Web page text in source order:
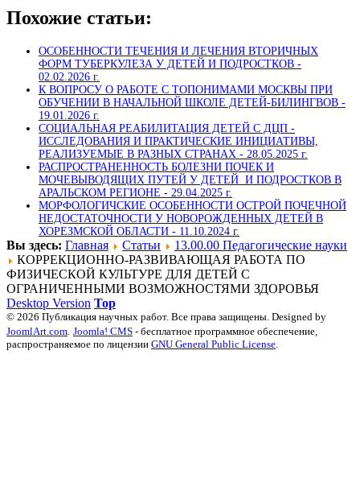
Похожие статьи:
ОСОБЕННОСТИ ТЕЧЕНИЯ И ЛЕЧЕНИЯ ВТОРИЧНЫХ
ФОРМ ТУБЕРКУЛЕЗА У ДЕТЕЙ И ПОДРОСТКОВ -
02.02.2026 г.
К ВОПРОСУ О РАБОТЕ С ТОПОНИМАМИ МОСКВЫ ПРИ
ОБУЧЕНИИ В НАЧАЛЬНОЙ ШКОЛЕ ДЕТЕЙ-БИЛИНГВОВ -
19.01.2026 г.
СОЦИАЛЬНАЯ РЕАБИЛИТАЦИЯ ДЕТЕЙ С ДЦП -
ИССЛЕДОВАНИЯ И ПРАКТИЧЕСКИЕ ИНИЦИАТИВЫ,
РЕАЛИЗУЕМЫЕ В РАЗНЫХ СТРАНАХ - 28.05.2025 г.
РАСПРОСТРАНЕННОСТЬ БОЛЕЗНИ ПОЧЕК И
МОЧЕВЫВОДЯЩИХ ПУТЕЙ У ДЕТЕЙ И ПОДРОСТКОВ В
АРАЛЬСКОМ РЕГИОНЕ - 29.04.2025 г.
МОРФОЛОГИЧСКИЕ ОСОБЕННОСТИ ОСТРОЙ ПОЧЕЧНОЙ
НЕДОСТАТОЧНОСТИ У НОВОРОЖДЕННЫХ ДЕТЕЙ В
ХОРЕЗМСКОЙ ОБЛАСТИ - 11.10.2024 г.
Вы здесь: Главная Статьи
13.00.00 Педагогические науки
КОРРЕКЦИОННО-РАЗВИВАЮЩАЯ РАБОТА ПО
ФИЗИЧЕСКОЙ КУЛЬТУРЕ ДЛЯ ДЕТЕЙ С
ОГРАНИЧЕННЫМИ ВОЗМОЖНОСТЯМИ ЗДОРОВЬЯ
Desktop Version Top
© 2026 Публикация научных работ. Все права защищены. Designed by
JoomlArt.com. Joomla! CMS - бесплатное программное обеспечение,
распространяемое по лицензии GNU General Public License.